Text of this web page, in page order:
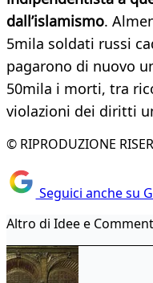
dall’islamismo.
5mila soldati russi
pagarono di nuovo
50mila i morti, tra
violazioni dei diritti
© RIPRODUZIONE
Seguici anche su
Altro di Idee e